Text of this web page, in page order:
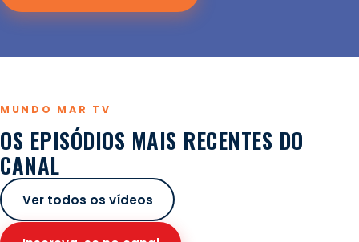
MUNDO MAR TV
OS EPISÓDIOS MAIS RECENTES DO
CANAL
Ver todos os vídeos